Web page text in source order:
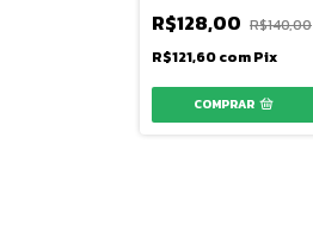
R$128,00 R$140,00
R$121,60comPix